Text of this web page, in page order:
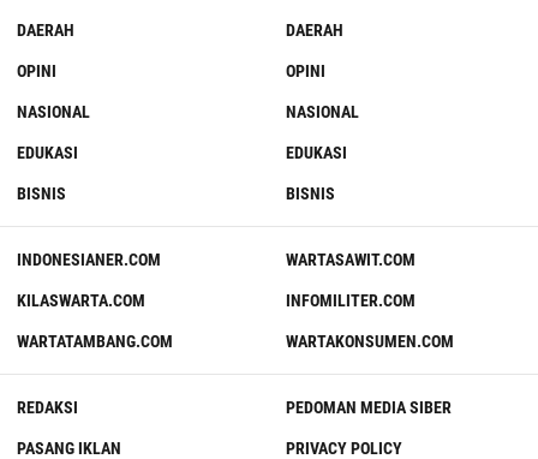
DAERAH
OPINI
NASIONAL
EDUKASI
BISNIS
DAERAH
OPINI
NASIONAL
EDUKASI
BISNIS
INDONESIANER.COM
KILASWARTA.COM
WARTATAMBANG.COM
WARTASAWIT.COM
INFOMILITER.COM
WARTAKONSUMEN.COM
REDAKSI
PASANG IKLAN
PEDOMAN MEDIA SIBER
PRIVACY POLICY